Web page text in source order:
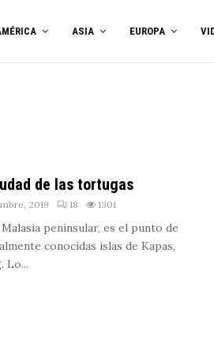
ASIA EUROPA
de las tortugas
2019 18 1301
peninsular, es el punto de
conocidas islas de Kapas,
Lo...